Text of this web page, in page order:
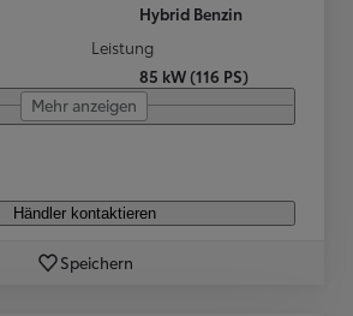
Hybrid Benzin
Leistung
85 kW (116 PS)
Mehr anzeigen
Händler kontaktieren
Speichern